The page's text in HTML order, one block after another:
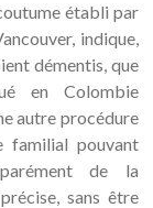
établi par
indique,
démentis, que
en Colombie
autre procédure
familial pouvant
de la
sans être